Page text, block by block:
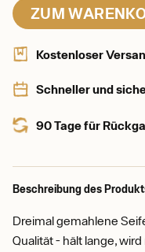
ZUM
Kostenloser
Schneller und
90 Tage für
Beschreibung des
Dreimal gemahlene
Qualität - hält lange,